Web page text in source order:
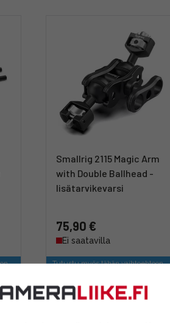
Smallrig 2115 Magic Arm
with Double Ballhead -
lisätarvikevarsi
75,90 €
Ei saatavilla
Tutustu myös tähän vaihtoehtoon